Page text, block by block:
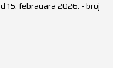
15. febrauara 2026. - broj